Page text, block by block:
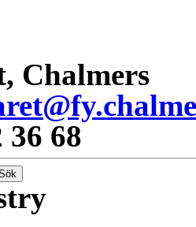
Chalmers
36 68